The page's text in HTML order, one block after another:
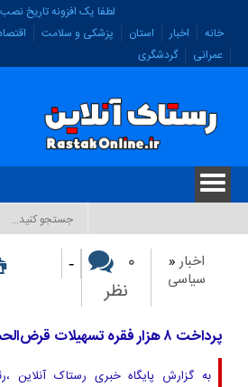
لطفا یک افزونه تاریخ
خانه
اخبار استان پزشکی و سلامت
عمرانی
گردشگری
اخبار«
سیاسی
۰
نظر
-
پرداخت ۸ هزار فقره تسهیلات قرض‌الحسنه به نیازمندان لرستان
به گزارش پایگاه خبری رستاک